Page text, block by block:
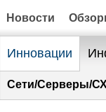
Новости
Инновации
Сети/Серверы/